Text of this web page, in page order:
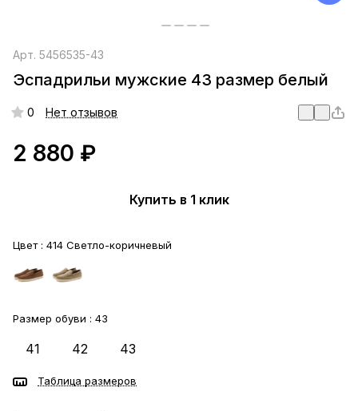
Арт. 5456535-43
Эспадрильи мужские 43 размер белый
0 Нет отзывов
2 880 ₽
Купить в 1 клик
Цвет : 414 Светло-коричневый
Размер обуви : 43
41 42 43
Таблица размеров